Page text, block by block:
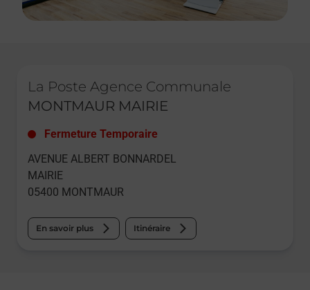
La Poste Agence Communale
MONTMAUR MAIRIE
Fermeture Temporaire
AVENUE ALBERT BONNARDEL
MAIRIE
05400 MONTMAUR
En savoir plus Itinéraire